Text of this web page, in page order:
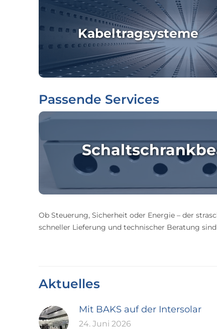
Kabeltragsysteme
Passende Services
Ob Steuerung, Sicherheit oder Energie – der
schneller Lieferung und technischer Beratung
Aktuelles
Mit BAKS auf der Intersolar
24. Juni 2026